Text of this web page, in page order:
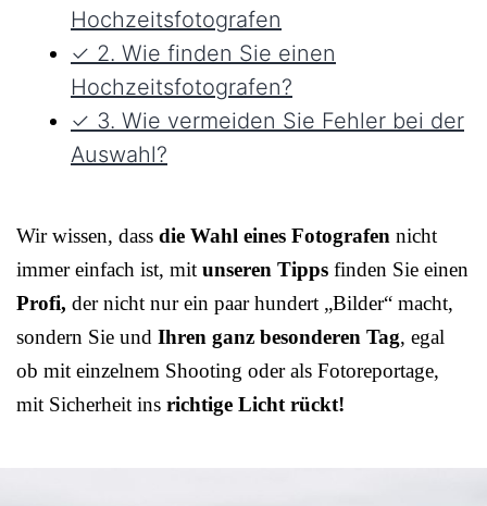
Hochzeitsfotografen
✓ 2. Wie finden Sie einen
Hochzeitsfotografen?
✓ 3. Wie vermeiden Sie Fehler bei der
Auswahl?
Wir wissen, dass die Wahl eines Fotografen nicht
immer einfach ist, mit unseren Tipps finden Sie einen
Profi, der nicht nur ein paar hundert „Bilder“ macht,
sondern Sie und Ihren ganz besonderen Tag, egal
ob mit einzelnem Shooting oder als Fotoreportage,
mit Sicherheit ins richtige Licht rückt!